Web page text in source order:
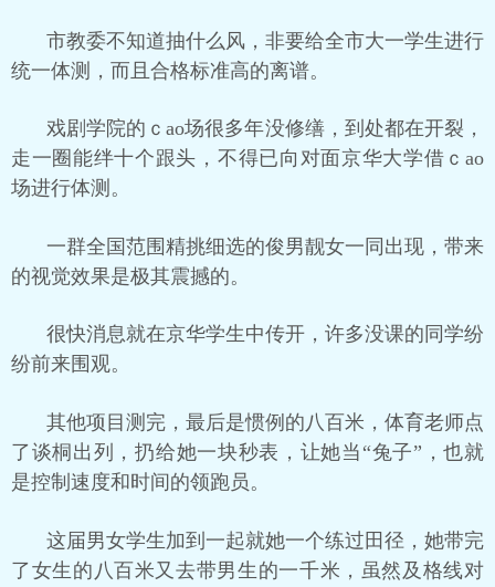
市教委不知道抽什么风，非要给全市大一学生进行
统一体测，而且合格标准高的离谱。
戏剧学院的ｃao场很多年没修缮，到处都在开裂，
走一圈能绊十个跟头，不得已向对面京华大学借ｃao
场进行体测。
一群全国范围精挑细选的俊男靓女一同出现，带来
的视觉效果是极其震撼的。
很快消息就在京华学生中传开，许多没课的同学纷
纷前来围观。
其他项目测完，最后是惯例的八百米，体育老师点
了谈桐出列，扔给她一块秒表，让她当“兔子”，也就
是控制速度和时间的领跑员。
这届男女学生加到一起就她一个练过田径，她带完
了女生的八百米又去带男生的一千米，虽然及格线对